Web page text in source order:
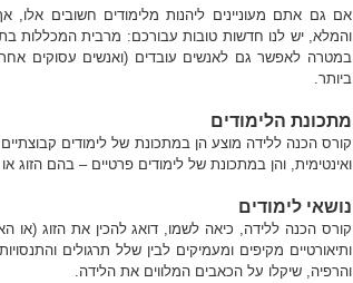
אם גם אתם מעוניינים ליהנות מלימודים חשובים
והמלא, יש לנו חדשות טובות עבורכם: מרבית המכללות
במטרה לאפשר גם לאנשים עובדים (ואנשים עסוקים
ביותר.
מתכונת הלימודים
קורס הכנה ללידה מוצע הן במתכונת של לימודים
ואינטימית, והן במתכונת של לימודים פרטיים – בהם הזוג
נושאי לימודים
קורס הכנה ללידה, כיאה לשמו, דואג להכין את הזוג (או
ותיאורטיים מקיפים ומעמיקים לבין שלל תרגולים
והרפיה, שיקלו על הכאבים המלווים את הלידה.